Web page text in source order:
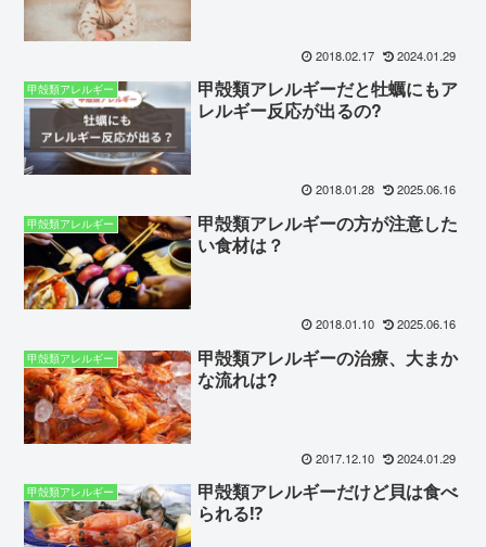
2018.02.17 2024.01.29
甲殻類アレルギー
甲殻類アレルギーだと牡蠣にもア
レルギー反応が出るの?
2018.01.28 2025.06.16
甲殻類アレルギー
甲殻類アレルギーの方が注意した
い食材は？
2018.01.10 2025.06.16
甲殻類アレルギー
甲殻類アレルギーの治療、大まか
な流れは?
2017.12.10 2024.01.29
甲殻類アレルギー
甲殻類アレルギーだけど貝は食べ
られる⁉